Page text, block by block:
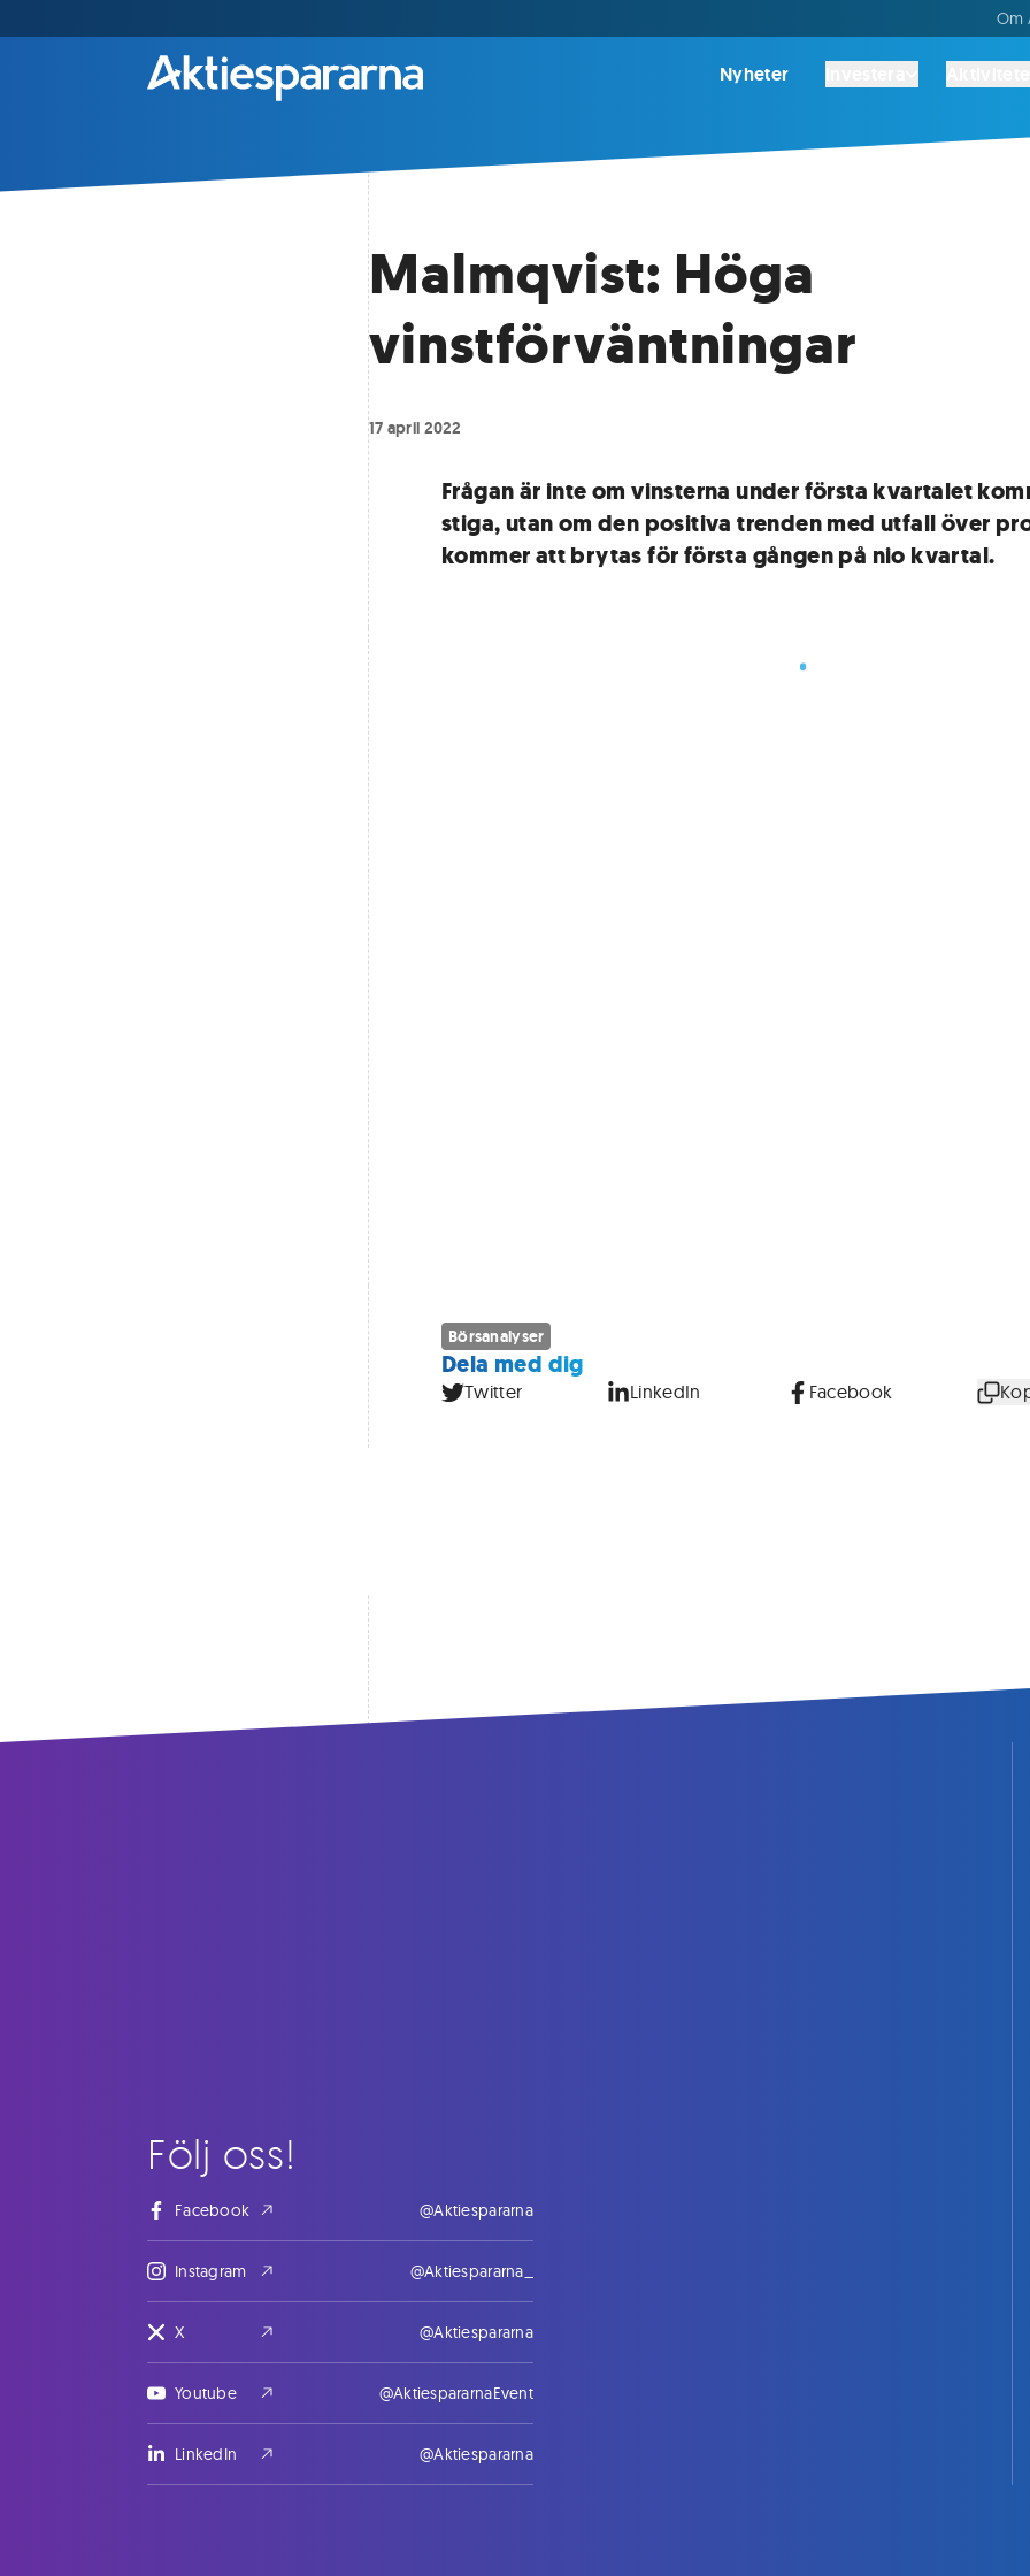
Om
Nyheter
Malmqvist: Höga
vinstförväntningar
17 april 2022
Frågan är inte om vinsterna under första kvartalet
stiga, utan om den positiva trenden med utfall över
kommer att brytas för första gången på nio kvartal.
Börsanalyser
Dela med dig
Twitter LinkedIn Facebook
Följ oss!
Facebook @Aktiespararna
Instagram @Aktiespararna_
X @Aktiespararna
Youtube @AktiespararnaEvent
LinkedIn @Aktiespararna